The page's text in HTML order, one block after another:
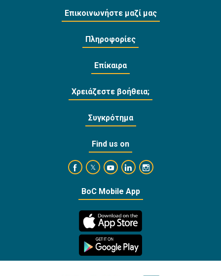
Επικοινωνήστε μαζί μας
Πληροφορίες
Επίκαιρα
Χρειάζεστε βοήθεια;
Συγκρότημα
Find us on
https://www.facebook.com/
https://twitter.com/bankofcyprus_
https://www.youtube.com/user/
https://www.linkedin.com/
https://
BoC Mobile App